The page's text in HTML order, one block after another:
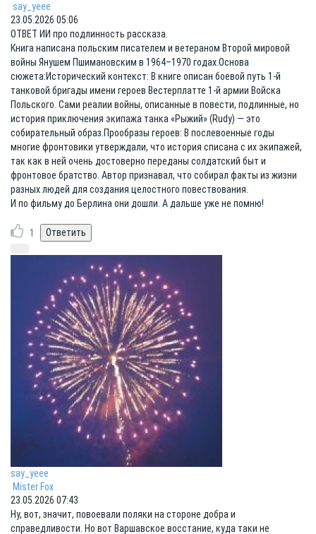
say_yeee
23.05.2026 05:06
ОТВЕТ ИИ про подлинность рассказа.
Книга написана польским писателем и ветераном Второй мировой
войны Янушем Пшимановским в 1964–1970 годах.Основа
сюжета:Исторический контекст: В книге описан боевой путь 1-й
танковой бригады имени героев Вестерплатте 1-й армии Войска
Польского. Сами реалии войны, описанные в повести, подлинные, но
история приключения экипажа танка «Рыжий» (Rudy) — это
собирательный образ.Прообразы героев: В послевоенные годы
многие фронтовики утверждали, что история списана с их экипажей,
так как в ней очень достоверно переданы солдатский быт и
фронтовое братство. Автор признавал, что собирал факты из жизни
разных людей для создания целостного повествования.
И по фильму до Берлина они дошли. А дальше уже не помню!
1
say_yeee
Mister Fox
23.05.2026 07:43
Ну, вот, значит, повоевали поляки на стороне добра и
справедливости. Но вот Варшавское восстание, куда таки не